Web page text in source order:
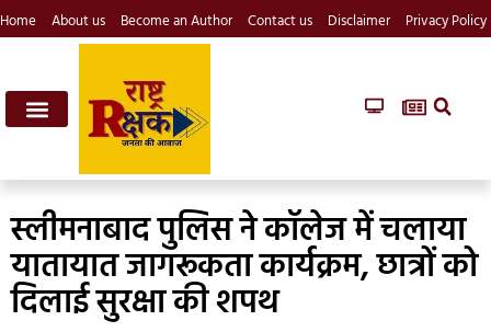
Home About us Become an Author Contact us Disclaimer Privacy Policy
स्लीमनाबाद पुलिस ने कॉलेज में चलाया
यातायात जागरूकता कार्यक्रम, छात्रों को
दिलाई सुरक्षा की शपथ